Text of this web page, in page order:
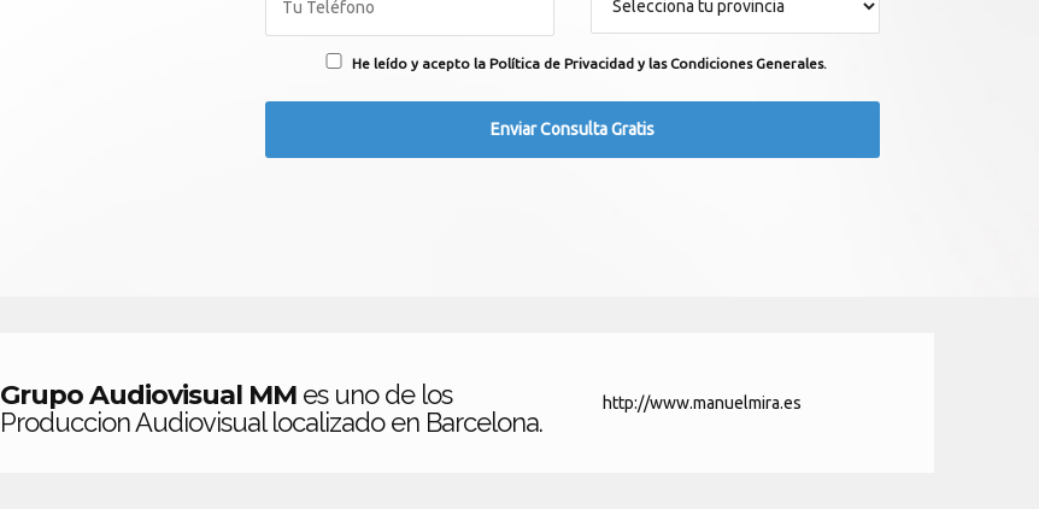
He leído y acepto la Política de Privacidad y las Condiciones Generales.
Grupo Audiovisual MM es uno de los
Produccion Audiovisual localizado en Barcelona.
http://www.manuelmira.es